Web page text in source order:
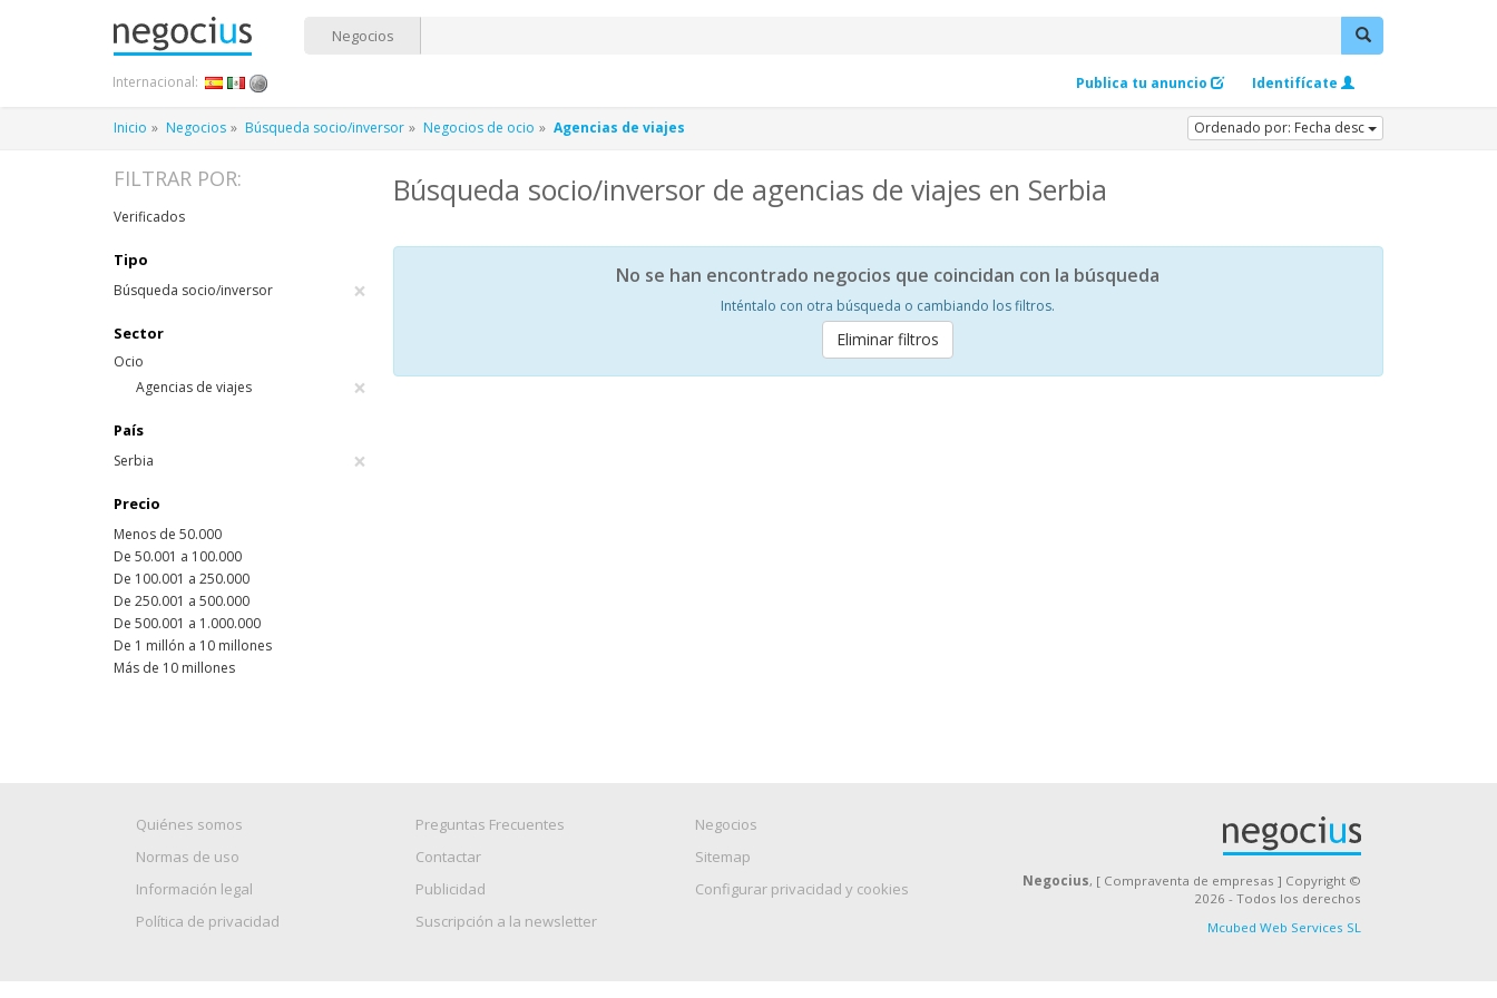
Negocios
Publica tu anuncio Identifícate
Internacional:
Inicio Negocios Búsqueda socio/inversor Negocios de ocio Agencias de viajes Ordenado por: Fecha desc
Búsqueda socio/inversor de agencias de viajes en Serbia
No se han encontrado negocios que coincidan con la búsqueda
Inténtalo con otra búsqueda o cambiando los filtros.
Eliminar filtros
FILTRAR POR:
Verificados
Tipo
Búsqueda socio/inversor ×
Sector
Ocio
Agencias de viajes
×
País
Serbia ×
Precio
Menos de 50.000
De 50.001 a 100.000
De 100.001 a 250.000
De 250.001 a 500.000
De 500.001 a 1.000.000
De 1 millón a 10 millones
Más de 10 millones
Quiénes somos
Normas de uso
Información legal
Política de privacidad
Preguntas Frecuentes
Contactar
Publicidad
Suscripción a la newsletter
Negocios
Sitemap
Configurar privacidad y cookies
Negocius, [ Compraventa de empresas ] Copyright ©
2026 - Todos los derechos
Mcubed Web Services SL